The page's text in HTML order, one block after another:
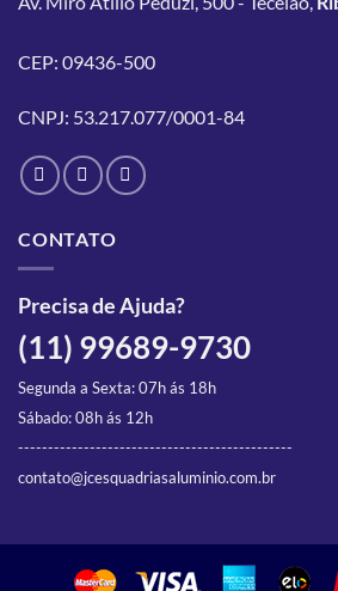
ser
na
do
CEP: 09436-500
CNPJ: 53.217.077/0001-84
CONTATO
Precisa de Ajuda?
(11) 99689-9730
Segunda a Sexta: 07h ás 18h
Sábado: 08h ás 12h
----------------------------------------------
contato@jcesquadriasaluminio.com.br